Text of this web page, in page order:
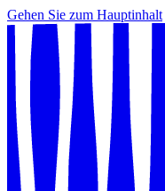
Gehen Sie zum Hauptinhalt